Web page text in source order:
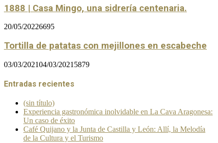
1888 | Casa Mingo, una sidrería centenaria.
20/05/20226695
Tortilla de patatas con mejillones en escabeche
03/03/202104/03/2021 5879
Entradas recientes
(sin título)
Experiencia gastronómica inolvidable en La Cava Aragonesa:
Un caso de éxito
Café Quijano y la Junta de Castilla y León: Allí, la Melodía
de la Cultura y el Turismo